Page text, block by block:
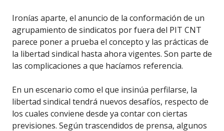
Ironías aparte, el anuncio de la conformación de un
agrupamiento de sindicatos por fuera del PIT CNT
parece poner a prueba el concepto y las prácticas de
la libertad sindical hasta ahora vigentes. Son parte de
las complicaciones a que hacíamos referencia.
En un escenario como el que insinúa perfilarse, la
libertad sindical tendrá nuevos desafíos, respecto de
los cuales conviene desde ya contar con ciertas
previsiones. Según trascendidos de prensa, algunos